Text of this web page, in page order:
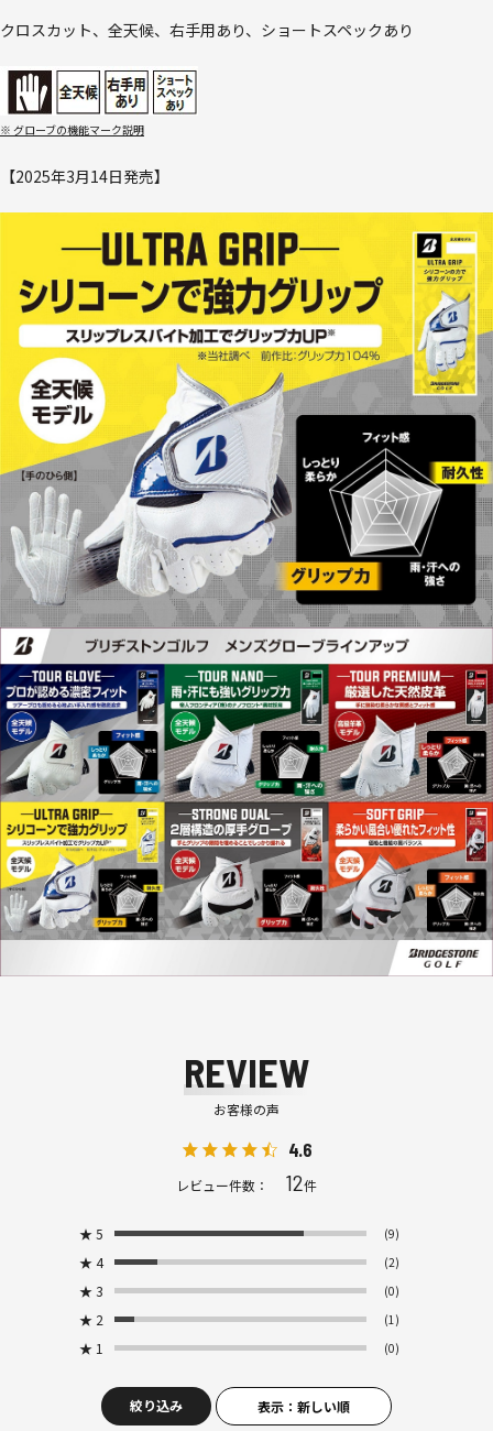
クロスカット、全天候、右手用あり、ショートスペックあり
※ グローブの機能マーク説明
【2025年3月14日発売】
REVIEW
お客様の声
4.6
レビュー件数： 12件
★ 5 (9)
★ 4 (2)
★ 3 (0)
★ 2 (1)
★ 1 (0)
絞り込み 表示：新しい順